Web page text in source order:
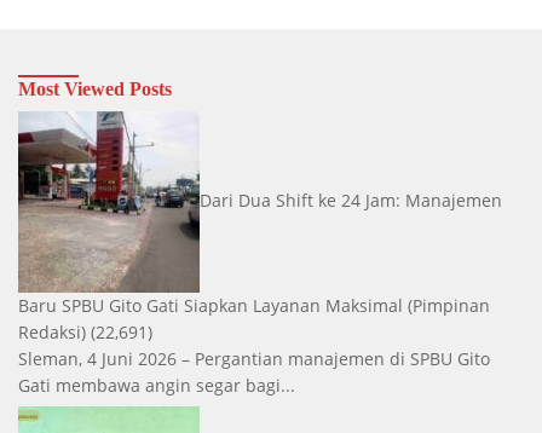
Most Viewed Posts
Dari Dua Shift ke 24 Jam: Manajemen
Baru SPBU Gito Gati Siapkan Layanan Maksimal (Pimpinan
Redaksi) (22,691)
Sleman, 4 Juni 2026 – Pergantian manajemen di SPBU Gito
Gati membawa angin segar bagi...